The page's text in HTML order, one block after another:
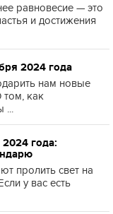
равновесие — это
и достижения
2024 года
нам новые
том, как
...
года:
пролить свет на
у вас есть